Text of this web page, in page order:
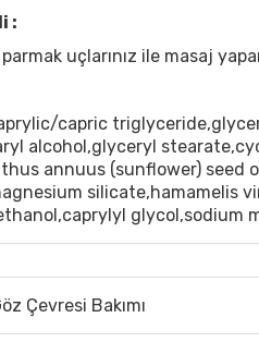
:
uçlarınız ile masaj
capric
alcohol,glyceryl
annuus (sunflower) seed
silicate,hamamelis
glycol,sodium
Çevresi Bakımı